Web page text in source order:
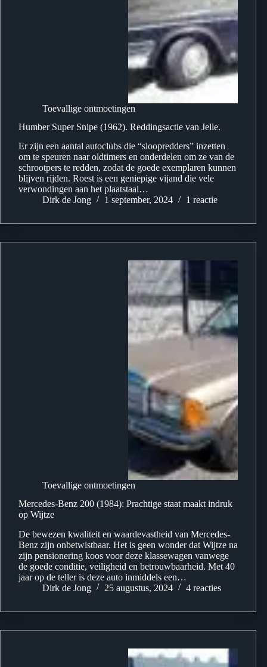
Toevallige ontmoetingen
Humber Super Snipe (1962). Reddingsactie van Jelle.
Er zijn een aantal autoclubs die “sloopredders” inzetten
om te speuren naar oldtimers en onderdelen om ze van de
schrootpers te redden, zodat de goede exemplaren kunnen
blijven rijden. Roest is een geniepige vijand die vele
verwondingen aan het plaatstaal…
Dirk de Jong
1 september, 2024 1 reactie
Toevallige ontmoetingen
Mercedes-Benz 200 (1984): Prachtige staat maakt indruk
op Wijtze
De bewezen kwaliteit en waardevastheid van Mercedes-
Benz zijn onbetwistbaar. Het is geen wonder dat Wijtze na
zijn pensionering koos voor deze klassewagen vanwege
de goede conditie, veiligheid en betrouwbaarheid. Met 40
jaar op de teller is deze auto inmiddels een…
Dirk de Jong
25 augustus, 2024 4 reacties